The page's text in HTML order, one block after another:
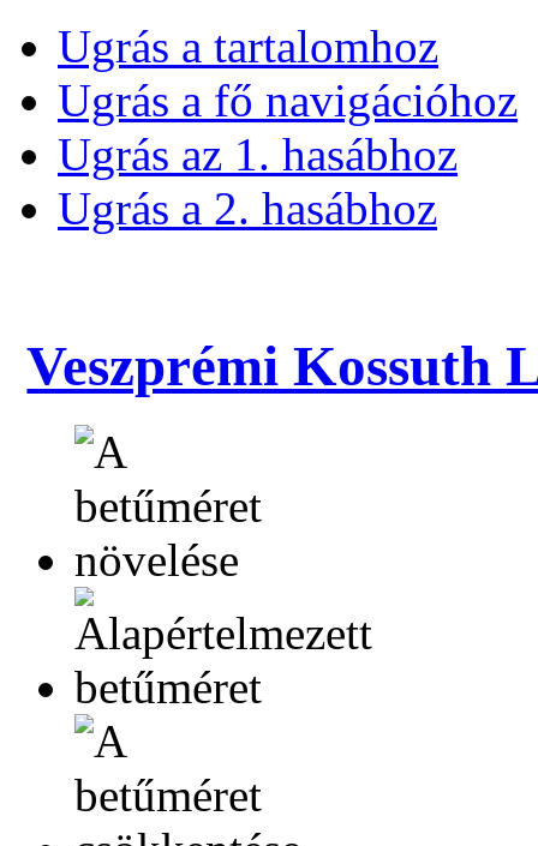
Ugrás a tartalomhoz
Ugrás a fő navigációhoz
Ugrás az 1. hasábhoz
Ugrás a 2. hasábhoz
Veszprémi Kossuth